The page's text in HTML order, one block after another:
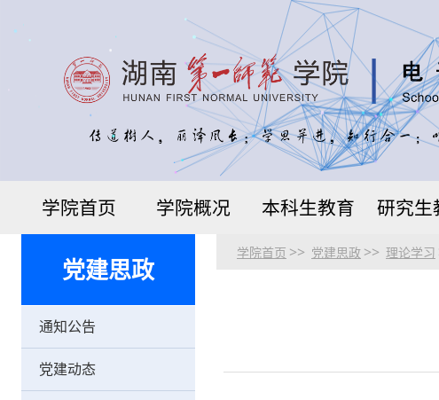
学院首页 学院概况 本科生教育 研究生
党建思政
通知公告
党建动态
学院首页 >> 党建思政 >> 理论学习